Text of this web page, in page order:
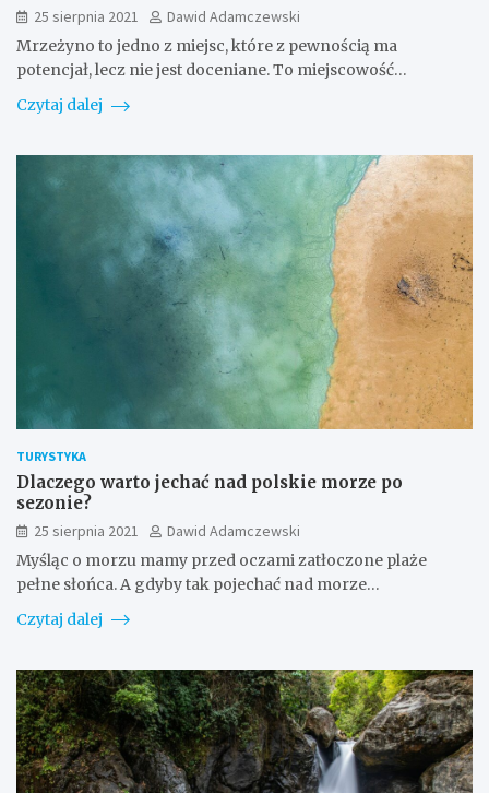
25 sierpnia 2021
Dawid Adamczewski
Mrzeżyno to jedno z miejsc, które z pewnością ma
potencjał, lecz nie jest doceniane. To miejscowość…
Czytaj dalej
TURYSTYKA
Dlaczego warto jechać nad polskie morze po
sezonie?
25 sierpnia 2021
Dawid Adamczewski
Myśląc o morzu mamy przed oczami zatłoczone plaże
pełne słońca. A gdyby tak pojechać nad morze…
Czytaj dalej